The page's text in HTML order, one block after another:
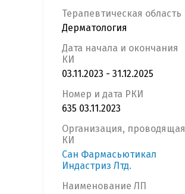
Терапевтическая область
Дерматология
Дата начала и окончания
КИ
03.11.2023 - 31.12.2025
Номер и дата РКИ
635 03.11.2023
Организация, проводящая
КИ
Сан Фармасьютикал
Индастриз Лтд.
Наименование ЛП